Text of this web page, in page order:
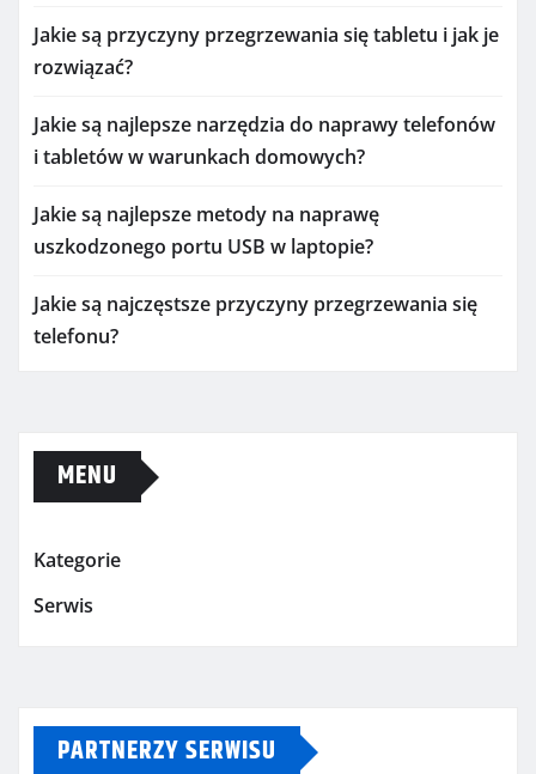
Jakie są przyczyny przegrzewania się tabletu i jak je
rozwiązać?
Jakie są najlepsze narzędzia do naprawy telefonów
i tabletów w warunkach domowych?
Jakie są najlepsze metody na naprawę
uszkodzonego portu USB w laptopie?
Jakie są najczęstsze przyczyny przegrzewania się
telefonu?
MENU
Kategorie
Serwis
PARTNERZY SERWISU